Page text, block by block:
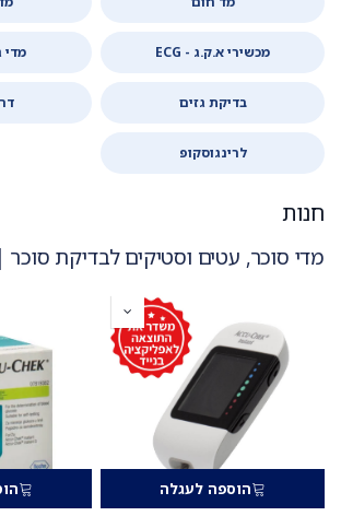
מכשירי א.ק.ג - ECG מדי
בדיקת גזים
לרינגוסקופ
חנות
מדי סוכר, עטים וסטיקים לבדיקת
הוספה לעגלה